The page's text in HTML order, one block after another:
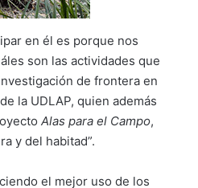
en él es porque nos
son las actividades que
de frontera en
la UDLAP, quien además
Alas para el Campo,
y del habitad”.
el mejor uso de los